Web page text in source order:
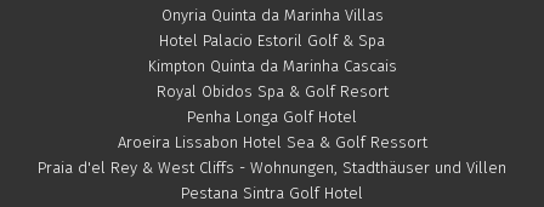
Onyria Quinta da Marinha Villas
Hotel Palacio Estoril Golf & Spa
Kimpton Quinta da Marinha Cascais
Royal Obidos Spa & Golf Resort
Penha Longa Golf Hotel
Aroeira Lissabon Hotel Sea & Golf Ressort
Praia d'el Rey & West Cliffs - Wohnungen, Stadthäuser und Villen
Pestana Sintra Golf Hotel